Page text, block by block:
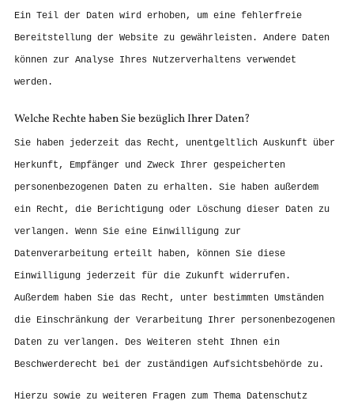
Ein Teil der Daten wird erhoben, um eine fehlerfreie
Bereitstellung der Website zu gewährleisten. Andere Daten
können zur Analyse Ihres Nutzerverhaltens verwendet
werden.
Welche Rechte haben Sie bezüglich Ihrer Daten?
Sie haben jederzeit das Recht, unentgeltlich Auskunft über
Herkunft, Empfänger und Zweck Ihrer gespeicherten
personenbezogenen Daten zu erhalten. Sie haben außerdem
ein Recht, die Berichtigung oder Löschung dieser Daten zu
verlangen. Wenn Sie eine Einwilligung zur
Datenverarbeitung erteilt haben, können Sie diese
Einwilligung jederzeit für die Zukunft widerrufen.
Außerdem haben Sie das Recht, unter bestimmten Umständen
die Einschränkung der Verarbeitung Ihrer personenbezogenen
Daten zu verlangen. Des Weiteren steht Ihnen ein
Beschwerderecht bei der zuständigen Aufsichtsbehörde zu.
Hierzu sowie zu weiteren Fragen zum Thema Datenschutz